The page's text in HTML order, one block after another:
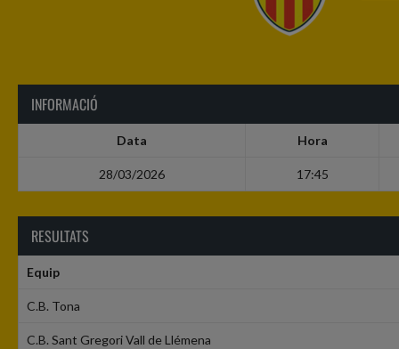
INFORMACIÓ
Data Hora
28/03/2026 17:45
RESULTATS
Equip
C.B. Tona
C.B. Sant Gregori Vall de Llémena